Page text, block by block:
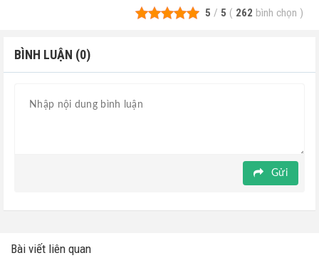
5 / 5 ( 262 bình chọn )
BÌNH LUẬN (0)
Gửi
Bài viết liên quan